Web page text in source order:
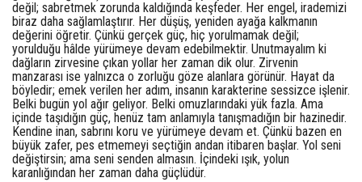
değil; sabretmek zorunda kaldığında keşfeder. Her engel, irademizi
biraz daha sağlamlaştırır. Her düşüş, yeniden ayağa kalkmanın
değerini öğretir. Çünkü gerçek güç, hiç yorulmamak değil;
yorulduğu hâlde yürümeye devam edebilmektir. Unutmayalım ki
dağların zirvesine çıkan yollar her zaman dik olur. Zirvenin
manzarası ise yalnızca o zorluğu göze alanlara görünür. Hayat da
böyledir; emek verilen her adım, insanın karakterine sessizce işlenir.
Belki bugün yol ağır geliyor. Belki omuzlarındaki yük fazla. Ama
içinde taşıdığın güç, henüz tam anlamıyla tanışmadığın bir hazinedir.
Kendine inan, sabrını koru ve yürümeye devam et. Çünkü bazen en
büyük zafer, pes etmemeyi seçtiğin andan itibaren başlar. Yol seni
değiştirsin; ama seni senden almasın. İçindeki ışık, yolun
karanlığından her zaman daha güçlüdür.